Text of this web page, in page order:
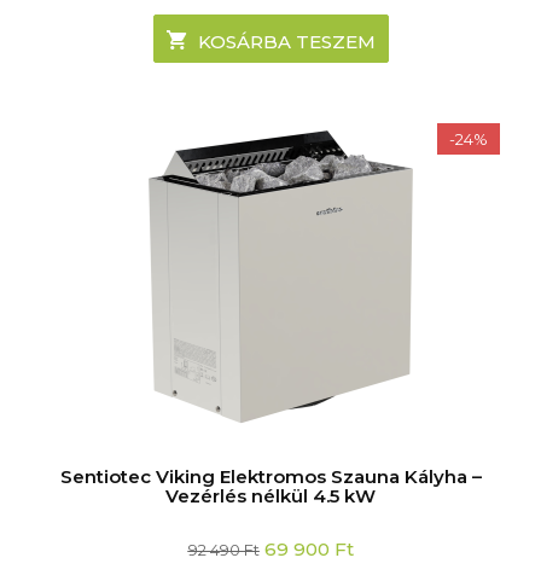
KOSÁRBA TESZEM
-24%
Sentiotec Viking Elektromos Szauna Kályha –
Vezérlés nélkül 4.5 kW
92 490Ft Original
69 900 FtCurrent